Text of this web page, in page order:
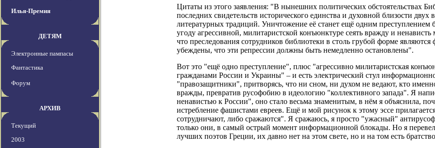
Илья-Премия
ДЕТЯМ
Электронные пампасы
Фантастика
Форум
АРХИВ
Текущий
2003
Цитаты из этого заявления: "В нынешних политических обстоятельствах
последних свидетельств исторического единства и духовной близости
литературных традиций. Уничтожение её станет ещё одним преступлением
угоду агрессивной, милитаристской конъюнктуре сеять вражду и
что преследования сотрудников библиотеки в столь грубой форме
убеждены, что эти репрессии должны быть немедленно остановлены".
Вот это "ещё одно преступление", плюс "агрессивно милитаристская
гражданами России и Украины" – и есть электрический стул
"правозащитники", притворясь, что ни сном, ни духом не ведают, кто
вражды, превратив русофобию в идеологию "коллективного запада". Я
ненавистью к России", оно стало весьма знаменитым, в нём я объяснила,
истребление фашистами евреев. Ещё и мой рисунок к этому эссе
сотрудничают, либо сражаются". Я сражаюсь, я просто "ужасный"
только они, в самый острый момент информационной блокады. Но я
лучших поэтов Греции, их давно нет на этом свете, но и на том есть